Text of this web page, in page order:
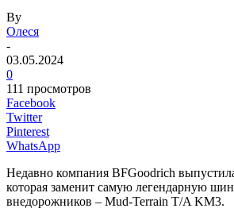
By
Олеся
-
03.05.2024
0
111 просмотров
Facebook
Twitter
Pinterest
WhatsApp
Недавно компания BFGoodrich
которая заменит самую легендарную
внедорожников – Mud-Terrain T/A KM3.